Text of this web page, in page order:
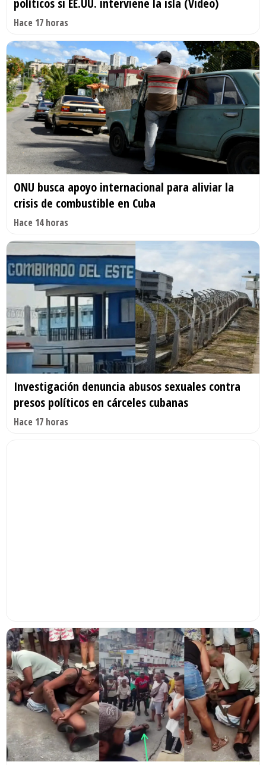
políticos si EE.UU. interviene la isla (Video)
Hace 17 horas
ONU busca apoyo internacional para aliviar la
crisis de combustible en Cuba
Hace 14 horas
Investigación denuncia abusos sexuales contra
presos políticos en cárceles cubanas
Hace 17 horas